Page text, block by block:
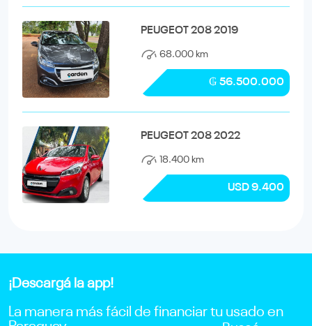
PEUGEOT 208 2019
68.000 km
₲ 56.500.000
PEUGEOT 208 2022
18.400 km
USD 9.400
¡Descargá la app!
La manera más fácil de financiar tu usado en